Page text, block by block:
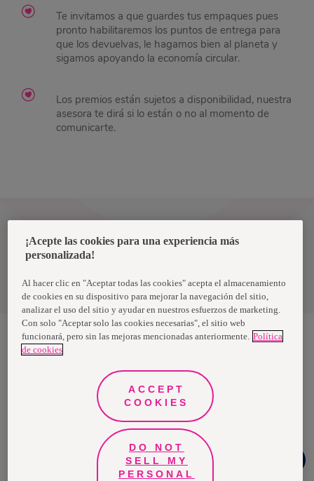
Te invitamos a que guardes tus empaques pues
pronto habilitaremos los puntos de entrega para
que los devuelvas, le hagamos bien al planeta y
sigamos apoyando la economía circular.
Los premios están sujetos a disponibilidad, nuestra
asesora te dirá si lo están o no al momento de
comunicarte.
Términos y condiciones
Nosotras, una marca de Essity - una compañía global líder en
higiene y salud. Cada día, mil millones de personas, en todo el
mundo, utilizan nuestros productos, servicios y soluciones. Nuestro
propósito es romper barreras por el bienestar en beneficio de
consumidores, pacientes, cuidadores, clientes y la sociedad en
general. Vendemos en aproximadamente 150 países bajo las
principales marcas globales TENA y Tork, así como otras marcas
como Actimove, Cutimed, JOBST, Knix, Leukoplast, Libero, Libresse,
Lotus, Modibodi, Nosotras, Saba, Tempo, TOM Organic y Zewa. En
2024, Essity tuvo ventas de aproximadamente 13 mil millones de
euros y empleó a 36,000 personas. La sede de la compañía está
ubicada en Estocolmo, Suecia, y Essity cotiza en Nasdaq Estocolmo.
www.essity.com.
¡Acepte las cookies para una experiencia más
personalizada!
Al hacer clic en "Aceptar todas las cookies" acepta el almacenamiento
de cookies en su dispositivo para mejorar la navegación del sitio,
analizar el uso del sitio y ayudar en nuestros esfuerzos de marketing.
Con solo "Aceptar solo las cookies necesarias", el sitio web
funcionará, pero sin las mejoras mencionadas anteriormente. Política
de cookies
ACCEPT
COOKIES
DO NOT
SELL MY
PERSONAL